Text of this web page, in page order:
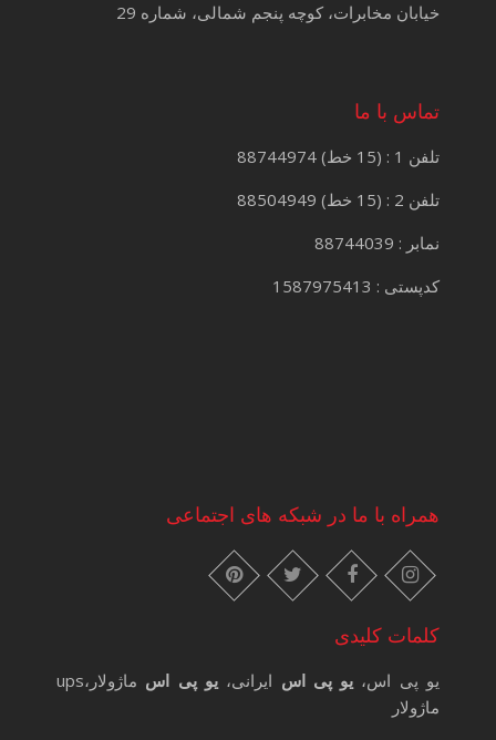
خیابان مخابرات، کوچه پنجم شمالی، شماره 29
تماس با ما
تلفن 1 : (15 خط) 88744974
تلفن 2 : (15 خط) 88504949
نمابر : 88744039
کدپستی : 1587975413
همراه با ما در شبکه های اجتماعی
instagram
facebook
twitter
pinterest
کلمات کلیدی
یو پی اس، یو پی اس ایرانی،یو پی اس
ماژولار،ups
ماژولار